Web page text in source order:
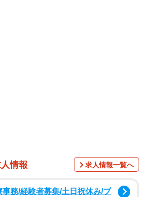
レールで遊んでいると、何かをひら
を持ってきて、プラレールの影絵が
情報 求人情報一覧へ
務/経験者募集/土日祝休み/ブ